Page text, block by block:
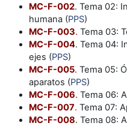
MC-F-002. Tema 02:
humana (PPS)
MC-F-003. Tema 03:
MC-F-004. Tema 04:
ejes (PPS)
MC-F-005. Tema 05:
aparatos (PPS)
MC-F-006. Tema 06:
MC-F-007. Tema 07:
MC-F-008. Tema 08: